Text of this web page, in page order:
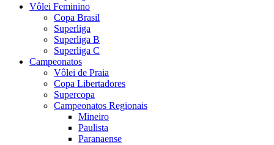
Vôlei Feminino
Copa Brasil
Superliga
Superliga B
Superliga C
Campeonatos
Vôlei de Praia
Copa Libertadores
Supercopa
Campeonatos Regionais
Mineiro
Paulista
Paranaense